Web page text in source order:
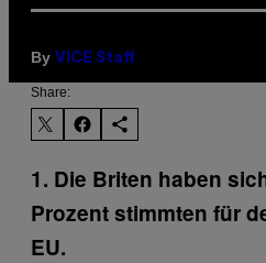
By VICE Staff
Share:
1. Die Briten haben
Prozent stimmten für
EU.